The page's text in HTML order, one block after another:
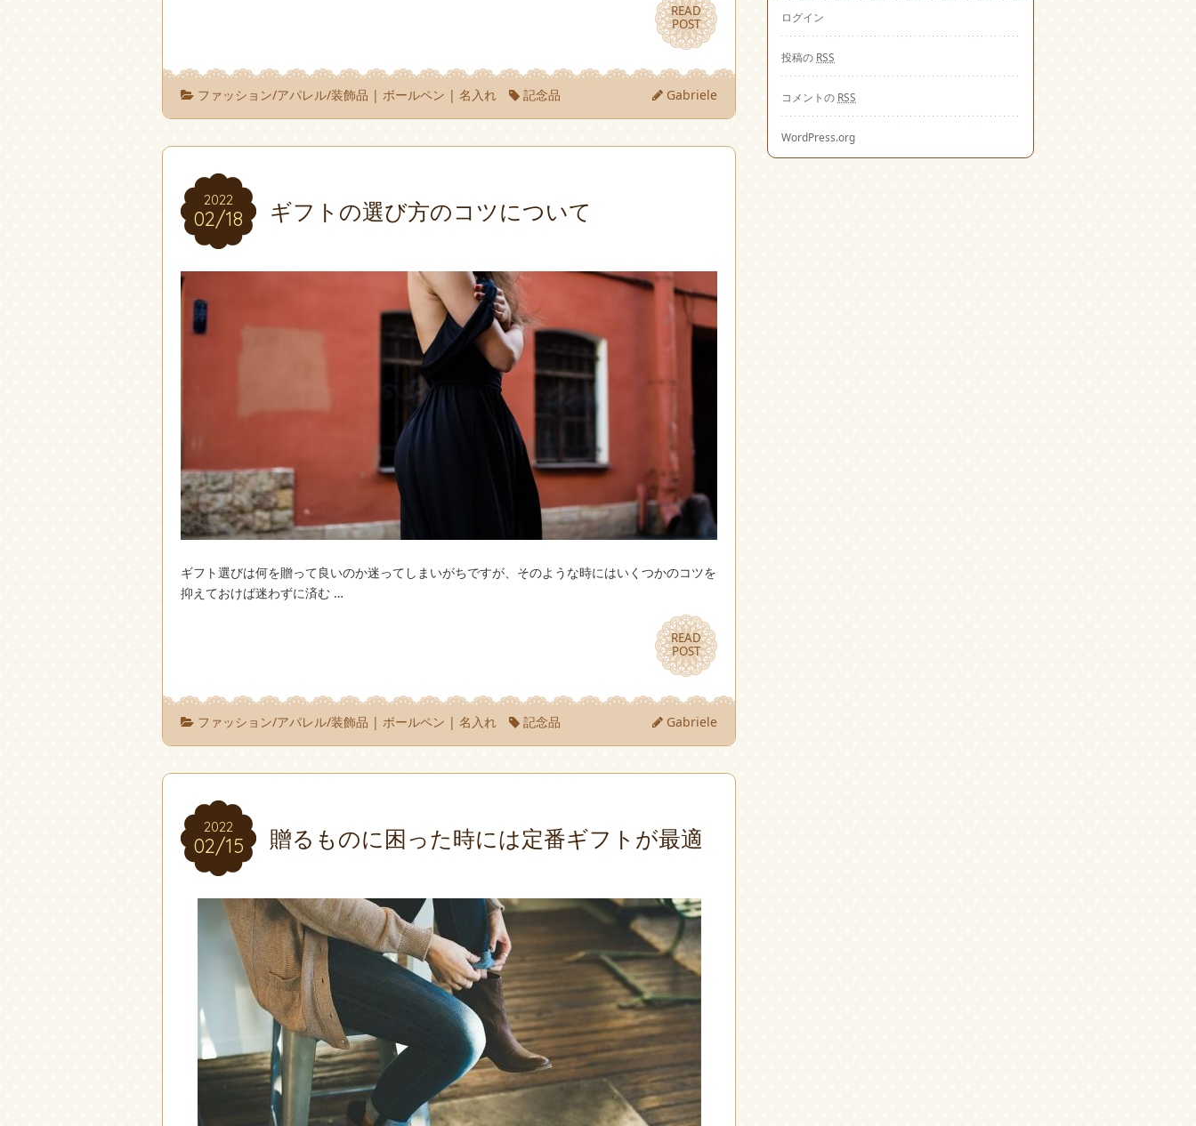
READ
POST
READ
POST
ファッション/アパレル/装飾品 |ボールペン |名入れ 記念品 Gabriele
2022
02/18
2022
02/18 ギフトの選び方のコツについて
ギフト選びは何を贈って良いのか迷ってしまいがちですが、そのような時にはいくつかのコツを
抑えておけば迷わずに済む …
READ
POST
READ
POST
ファッション/アパレル/装飾品 |ボールペン |名入れ 記念品 Gabriele
2022
02/15
2022
02/15 贈るものに困った時には定番ギフトが最適
ログイン
投稿の RSS
コメントの RSS
WordPress.org